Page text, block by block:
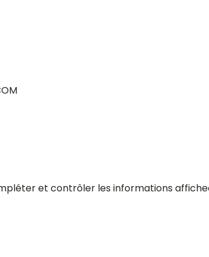
et contrôler les informations